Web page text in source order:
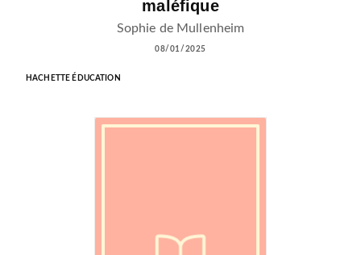
maléfique
Sophie de Mullenheim
08/01/2025
HACHETTE ÉDUCATION